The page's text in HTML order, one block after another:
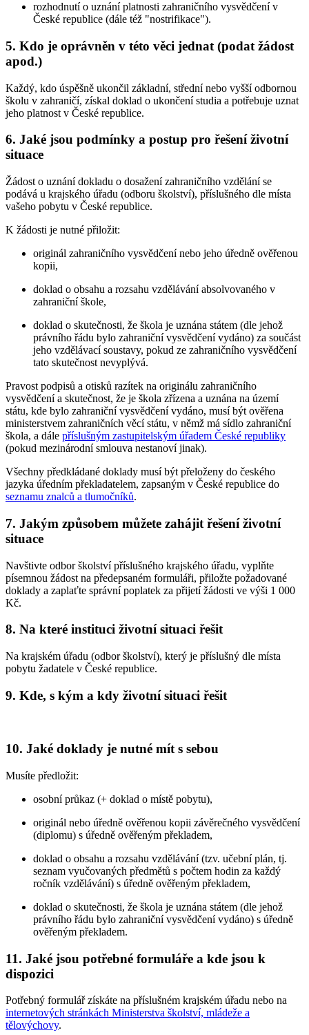
rozhodnutí o uznání platnosti zahraničního vysvědčení v
České republice (dále též "nostrifikace").
5. Kdo je oprávněn v této věci jednat (podat žádost
apod.)
Každý, kdo úspěšně ukončil základní, střední nebo vyšší odbornou
školu v zahraničí, získal doklad o ukončení studia a potřebuje uznat
jeho platnost v České republice.
6. Jaké jsou podmínky a postup pro řešení životní
situace
Žádost o uznání dokladu o dosažení zahraničního vzdělání se
podává u krajského úřadu (odboru školství), příslušného dle místa
vašeho pobytu v České republice.
K žádosti je nutné přiložit:
originál zahraničního vysvědčení nebo jeho úředně ověřenou
kopii,
doklad o obsahu a rozsahu vzdělávání absolvovaného v
zahraniční škole,
doklad o skutečnosti, že škola je uznána státem (dle jehož
právního řádu bylo zahraniční vysvědčení vydáno) za součást
jeho vzdělávací soustavy, pokud ze zahraničního vysvědčení
tato skutečnost nevyplývá.
Pravost podpisů a otisků razítek na originálu zahraničního
vysvědčení a skutečnost, že je škola zřízena a uznána na území
státu, kde bylo zahraniční vysvědčení vydáno, musí být ověřena
ministerstvem zahraničních věcí státu, v němž má sídlo zahraniční
škola, a dále příslušným zastupitelským úřadem České republiky
(pokud mezinárodní smlouva nestanoví jinak).
Všechny předkládané doklady musí být přeloženy do českého
jazyka úředním překladatelem, zapsaným v České republice do
seznamu znalců a tlumočníků.
7. Jakým způsobem můžete zahájit řešení životní
situace
Navštivte odbor školství příslušného krajského úřadu, vyplňte
písemnou žádost na předepsaném formuláři, přiložte požadované
doklady a zaplaťte správní poplatek za přijetí žádosti ve výši 1 000
Kč.
8. Na které instituci životní situaci řešit
Na krajském úřadu (odbor školství), který je příslušný dle místa
pobytu žadatele v České republice.
9. Kde, s kým a kdy životní situaci řešit
10. Jaké doklady je nutné mít s sebou
Musíte předložit:
osobní průkaz (+ doklad o místě pobytu),
originál nebo úředně ověřenou kopii závěrečného vysvědčení
(diplomu) s úředně ověřeným překladem,
doklad o obsahu a rozsahu vzdělávání (tzv. učební plán, tj.
seznam vyučovaných předmětů s počtem hodin za každý
ročník vzdělávání) s úředně ověřeným překladem,
doklad o skutečnosti, že škola je uznána státem (dle jehož
právního řádu bylo zahraniční vysvědčení vydáno) s úředně
ověřeným překladem.
11. Jaké jsou potřebné formuláře a kde jsou k
dispozici
Potřebný formulář získáte na příslušném krajském úřadu nebo na
internetových stránkách Ministerstva školství, mládeže a
tělovýchovy.